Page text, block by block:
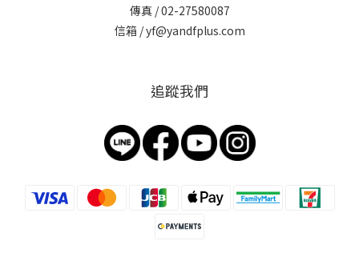
傳真 / 02-27580087
信箱 / yf@yandfplus.com
追蹤我們